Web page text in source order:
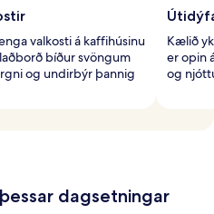
valkosti á kaffihúsinu
bíður svöngum
og undirbýr þannig
Kælið
er opin
og
dagsetningar